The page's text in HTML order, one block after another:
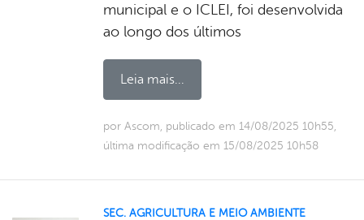
municipal e o ICLEI, foi desenvolvida
ao longo dos últimos
Leia mais...
por Ascom, publicado em 14/08/2025 10h55,
última modificação em 15/08/2025 10h58
SEC. AGRICULTURA E MEIO AMBIENTE